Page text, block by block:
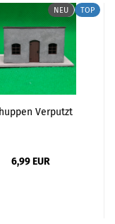
NEU TOP
Verputzt
6,99 EUR